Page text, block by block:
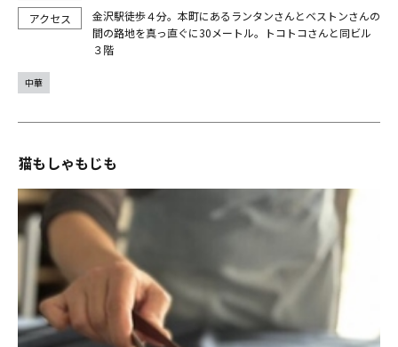
金沢駅徒歩４分。本町にあるランタンさんとベストンさんの
間の路地を真っ直ぐに30メートル。トコトコさんと同ビル
３階
中華
猫もしゃもじも